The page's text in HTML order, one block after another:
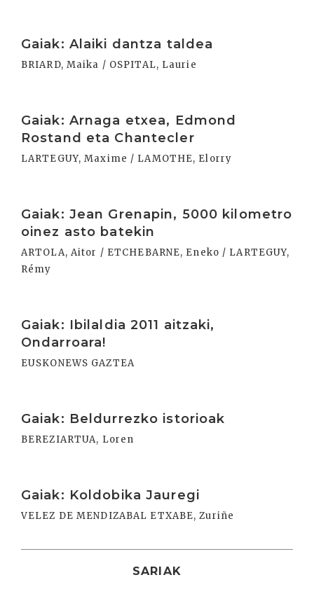
Gaiak: Alaiki dantza taldea
BRIARD, Maika / OSPITAL, Laurie
Gaiak: Arnaga etxea, Edmond
Rostand eta Chantecler
LARTEGUY, Maxime / LAMOTHE, Elorry
Gaiak: Jean Grenapin, 5000 kilometro
oinez asto batekin
ARTOLA, Aitor / ETCHEBARNE, Eneko / LARTEGUY,
Rémy
Gaiak: Ibilaldia 2011 aitzaki,
Ondarroara!
EUSKONEWS GAZTEA
Gaiak: Beldurrezko istorioak
BEREZIARTUA, Loren
Gaiak: Koldobika Jauregi
VELEZ DE MENDIZABAL ETXABE, Zuriñe
SARIAK